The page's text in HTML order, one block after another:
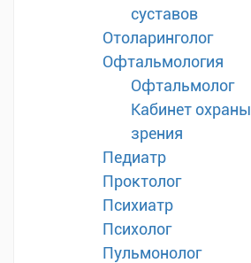
суставов
Отоларинголог
Офтальмология
Офтальмолог
Кабинет охраны
зрения
Педиатр
Проктолог
Психиатр
Психолог
Пульмонолог